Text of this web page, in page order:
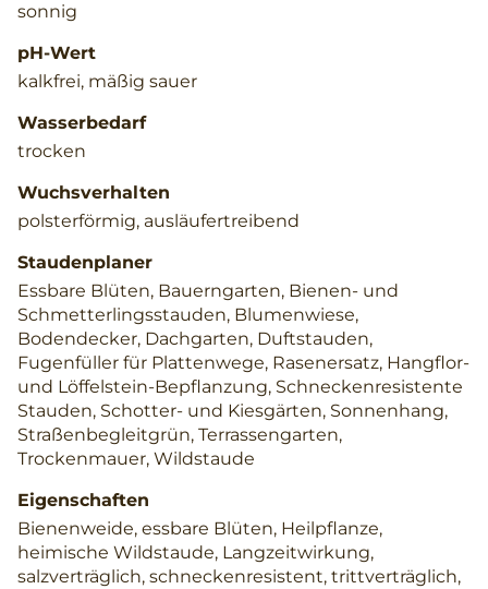
sonnig
pH-Wert
kalkfrei, mäßig sauer
Wasserbedarf
trocken
Wuchsverhalten
polsterförmig, ausläufertreibend
Staudenplaner
Essbare Blüten, Bauerngarten, Bienen- und
Schmetterlingsstauden, Blumenwiese,
Bodendecker, Dachgarten, Duftstauden,
Fugenfüller für Plattenwege, Rasenersatz, Hangflor-
und Löffelstein-Bepflanzung, Schneckenresistente
Stauden, Schotter- und Kiesgärten, Sonnenhang,
Straßenbegleitgrün, Terrassengarten,
Trockenmauer, Wildstaude
Eigenschaften
Bienenweide, essbare Blüten, Heilpflanze,
heimische Wildstaude, Langzeitwirkung,
salzverträglich, schneckenresistent, trittverträglich,